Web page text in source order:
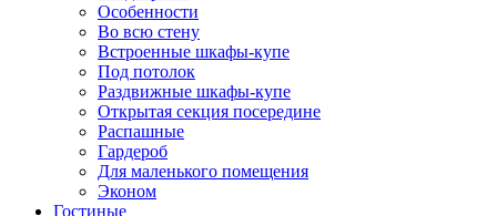
Особенности
Во всю стену
Встроенные шкафы-купе
Под потолок
Раздвижные шкафы-купе
Открытая секция посередине
Распашные
Гардероб
Для маленького помещения
Эконом
Гостиные